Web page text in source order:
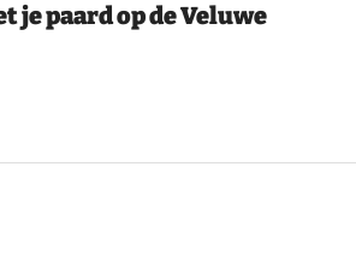
je paard op de Veluwe